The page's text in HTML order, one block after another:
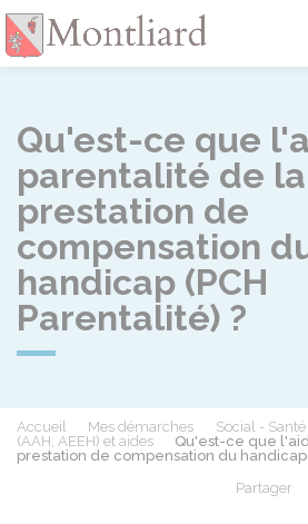
Qu'est-ce que
parentalité de la
prestation de
compensation
handicap (PCH
Parentalité) ?
Accueil Mes démarches Social - Santé
(AAH, AEEH) et aides
Qu'est-ce que
prestation de compensation du handicap
Partager